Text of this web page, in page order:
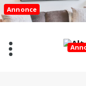
Videre
til
indhold
Annonce